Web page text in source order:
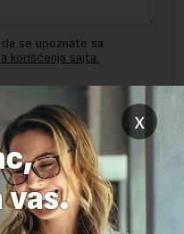
se upoznate sa
korišćenja sajta.
su primenjeni. x
vas.